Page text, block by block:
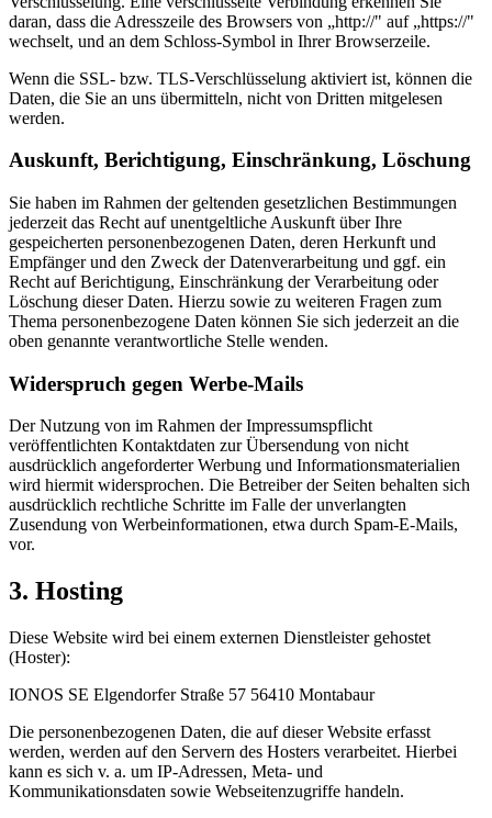
daran, dass die Adresszeile des Browsers von „http://" auf „https://"
wechselt, und an dem Schloss-Symbol in Ihrer Browserzeile.
Wenn die SSL- bzw. TLS-Verschlüsselung aktiviert ist, können die
Daten, die Sie an uns übermitteln, nicht von Dritten mitgelesen
werden.
Auskunft, Berichtigung, Einschränkung, Löschung
Sie haben im Rahmen der geltenden gesetzlichen Bestimmungen
jederzeit das Recht auf unentgeltliche Auskunft über Ihre
gespeicherten personenbezogenen Daten, deren Herkunft und
Empfänger und den Zweck der Datenverarbeitung und ggf. ein
Recht auf Berichtigung, Einschränkung der Verarbeitung oder
Löschung dieser Daten. Hierzu sowie zu weiteren Fragen zum
Thema personenbezogene Daten können Sie sich jederzeit an die
oben genannte verantwortliche Stelle wenden.
Widerspruch gegen Werbe-Mails
Der Nutzung von im Rahmen der Impressumspflicht
veröffentlichten Kontaktdaten zur Übersendung von nicht
ausdrücklich angeforderter Werbung und Informationsmaterialien
wird hiermit widersprochen. Die Betreiber der Seiten behalten sich
ausdrücklich rechtliche Schritte im Falle der unverlangten
Zusendung von Werbeinformationen, etwa durch Spam-E-Mails,
vor.
3. Hosting
Diese Website wird bei einem externen Dienstleister gehostet
(Hoster):
IONOS SE Elgendorfer Straße 57 56410 Montabaur
Die personenbezogenen Daten, die auf dieser Website erfasst
werden, werden auf den Servern des Hosters verarbeitet. Hierbei
kann es sich v. a. um IP-Adressen, Meta- und
Kommunikationsdaten sowie Webseitenzugriffe handeln.